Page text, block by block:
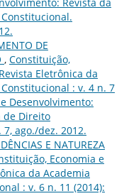
Revista da
DE
, Constituição,
Eletrônica da
: v. 4 n. 7
Desenvolvimento:
de Direito
ago./dez. 2012.
E NATUREZA
Economia e
da Academia
: v. 6 n. 11 (2014):